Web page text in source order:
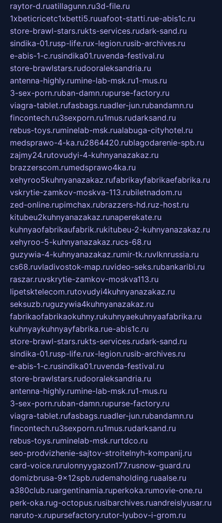
raytor-d.ruatillagunn.ru3d-file.ru
1xbeticricetc1xbetti5.ruuafoot-statti.rue-abis1c.ru
store-brawl-stars.rukts-services.rudark-sand.ru
sindika-01.rusp-life.rux-legion.rusib-archives.ru
e-abis-1-c.rusindika01.ruvenda-festival.ru
store-brawlstars.rudooraleksandria.ru
antenna-highly.rumine-lab-msk.ru1-mus.ru
3-sex-porn.ruban-damn.rupurse-factory.ru
viagra-tablet.rufasbags.ruadler-jun.rubandamn.ru
fincontech.ru3sexporn.ru1mus.rudarksand.ru
rebus-toys.ruminelab-msk.rualabuga-cityhotel.ru
medsprawo-4-ka.ru2864420.rublagodarenie-spb.ru
zajmy24.rutovudyi-4-kuhnyanazakaz.ru
brazzerscom.rumedsprawo4ka.ru
xehyroo5kuhnyanazakaz.rufabrikayfabrikaefabrika.ru
vskrytie-zamkov-moskva-113.rubiletnadom.ru
zed-online.rupimchax.rubrazzers-hd.ruz-host.ru
kitubeu2kuhnyanazakaz.runaperekate.ru
kuhnyaofabrikaufabrik.rukitubeu-2-kuhnyanazakaz.ru
xehyroo-5-kuhnyanazakaz.rucs-68.ru
guzywia-4-kuhnyanazakaz.rumir-tk.ruvlknrussia.ru
cs68.ruvladivostok-map.ruvideo-seks.rubankaribi.ru
raszar.ruvskrytie-zamkov-moskva113.ru
lipetsktelecom.rutovudyi4kuhnyanazakaz.ru
seksuzb.ruguzywia4kuhnyanazakaz.ru
fabrikaofabrikaokuhny.rukuhnyaekuhnyaafabrika.ru
kuhnyaykuhnyayfabrika.rue-abis1c.ru
store-brawl-stars.rukts-services.rudark-sand.ru
sindika-01.rusp-life.rux-legion.rusib-archives.ru
e-abis-1-c.rusindika01.ruvenda-festival.ru
store-brawlstars.rudooraleksandria.ru
antenna-highly.rumine-lab-msk.ru1-mus.ru
3-sex-porn.ruban-damn.rupurse-factory.ru
viagra-tablet.rufasbags.ruadler-jun.rubandamn.ru
fincontech.ru3sexporn.ru1mus.rudarksand.ru
rebus-toys.ruminelab-msk.rurtdco.ru
seo-prodvizhenie-sajtov-stroitelnyh-kompanij.ru
card-voice.rurulonnyygazon177.rusnow-guard.ru
domizbrusa-9x12spb.rudemaholding.ruaalse.ru
a380club.ruargentinamia.ruperkoka.rumovie-one.ru
perk-oka.rug-octopus.rusibarchives.ruandreislyusar.ru
naruto-x.rupursefactory.rutor-lyubov-i-grom.ru